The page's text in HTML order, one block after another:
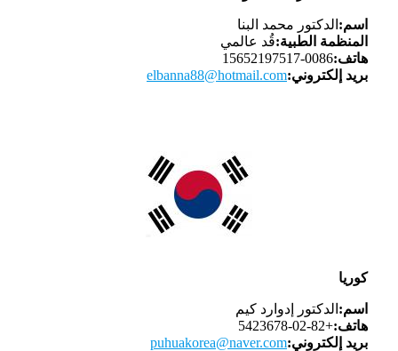
اسم: الدكتور محمد البنا
المنظمة الطبية:قُد عالمي
هاتف:0086-15652197517
بريد إلكتروني:
elbanna88@hotmail.com
كوريا
اسم: الدكتور إدوارد كيم
هاتف:+82-02-5423678
بريد إلكتروني:puhuakorea@naver.com